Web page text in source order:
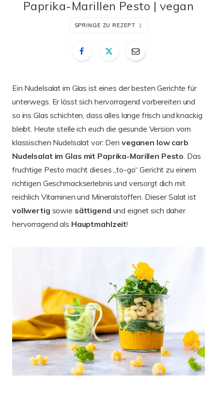
Paprika-Marillen Pesto | vegan
SPRINGE ZU REZEPT
Ein Nudelsalat im Glas ist eines der besten Gerichte für
unterwegs. Er lässt sich hervorragend vorbereiten und
so ins Glas schichten, dass alles lange frisch und knackig
bleibt. Heute stelle ich euch die gesunde Version vom
klassischen Nudelsalat vor: Den veganen low carb
Nudelsalat im Glas mit Paprika-Marillen Pesto. Das
fruchtige Pesto macht dieses „to-go“ Gericht zu einem
richtigen Geschmackserlebnis und versorgt dich mit
reichlich Vitaminen und Mineralstoffen. Dieser Salat ist
vollwertig sowie sättigend und eignet sich daher
hervorragend als Hauptmahlzeit!